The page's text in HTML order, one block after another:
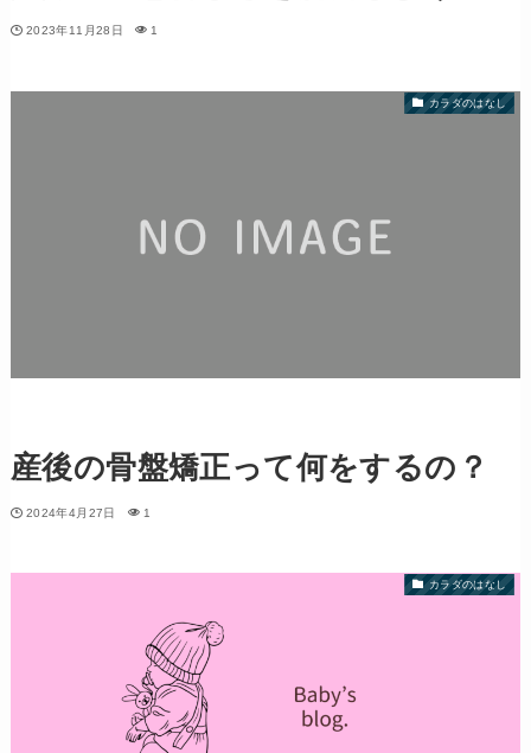
2023年11月28日 1
カラダのはなし
産後の骨盤矯正って何をするの？
2024年4月27日 1
カラダのはなし